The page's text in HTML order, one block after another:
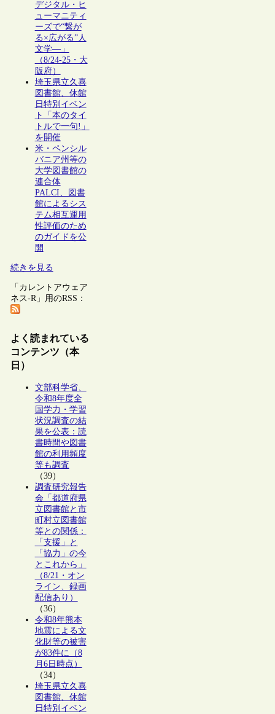
デジタル・ヒ
ューマニティ
ーズで“繋が
る×広がる”人
文学―」
（8/24-25・大
阪府）
埼玉県立久喜
図書館、休館
日特別イベン
ト「本のタイ
トルで一句!」
を開催
米・ペンシル
バニア州等の
大学図書館の
連合体
PALCI、図書
館によるシス
テム相互運用
性評価のため
のガイドを公
開
続きを見る
「カレントアウェア
ネス-R」用のRSS：
よく読まれている
コンテンツ（本
日）
文部科学省、
令和8年度全
国学力・学習
状況調査の結
果を公表：読
書時間や図書
館の利用頻度
等も調査
（39）
調査研究報告
会「都道府県
立図書館と市
町村立図書館
等との関係：
「支援」と
「協力」の今
とこれから」
（8/21・オン
ライン、録画
配信あり）
（36）
令和8年熊本
地震による文
化財等の被害
が83件に（8
月6日時点）
（34）
埼玉県立久喜
図書館、休館
日特別イベン